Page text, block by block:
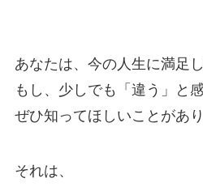
あなたは、今の人生に満足
もし、少しでも「違う」と
ぜひ知ってほしいことがあり
それは、